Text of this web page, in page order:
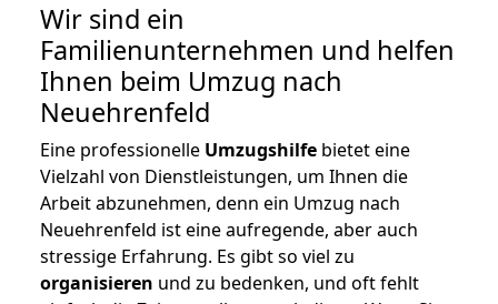
Wir sind ein
Familienunternehmen und helfen
Ihnen beim Umzug nach
Neuehrenfeld
Eine professionelle Umzugshilfe bietet eine
Vielzahl von Dienstleistungen, um Ihnen die
Arbeit abzunehmen, denn ein Umzug nach
Neuehrenfeld ist eine aufregende, aber auch
stressige Erfahrung. Es gibt so viel zu
organisieren und zu bedenken, und oft fehlt